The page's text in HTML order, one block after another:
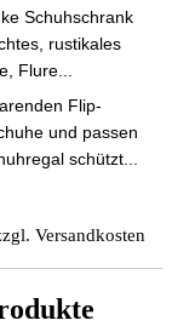
Schuhschrank
rustikales
Flure...
Flip-
und passen
schützt...
Versandkosten